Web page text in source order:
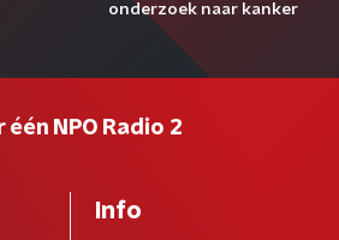
onderzoek naar kanker
één NPO Radio 2
Info